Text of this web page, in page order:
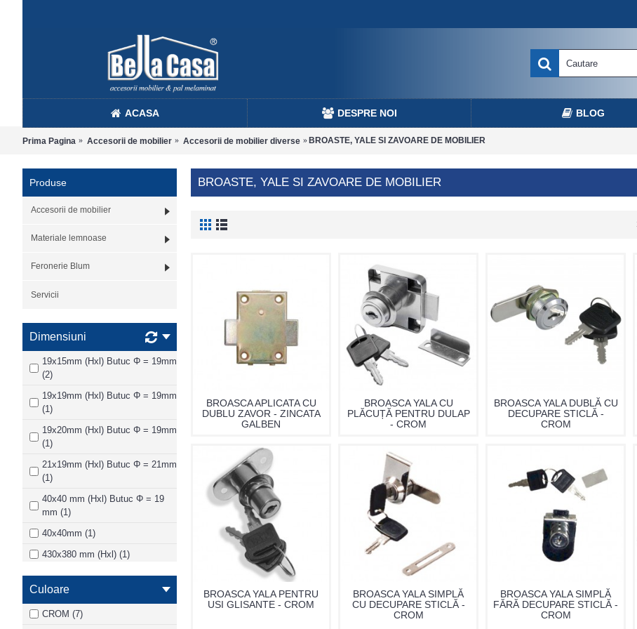
ACASA DESPRE NOI BLOG
Prima Pagina Accesorii de mobilier Accesorii de mobilier diverse BROASTE, YALE SI ZAVOARE DE MOBILIER
Produse
Accesorii de mobilier
Materiale lemnoase
Feronerie Blum
Servicii
Dimensiuni
19x15mm (Hxl) Butuc Φ = 19mm
(2)
19x19mm (Hxl) Butuc Φ = 19mm
(1)
19x20mm (Hxl) Butuc Φ = 19mm
(1)
21x19mm (Hxl) Butuc Φ = 21mm
(1)
40x40 mm (Hxl) Butuc Φ = 19
mm (1)
40x40mm (1)
430x380 mm (Hxl) (1)
H= 870 mm (1)
L=70 mm (1)
Culoare
CROM (7)
BROASTE, YALE SI ZAVOARE DE MOBILIER
BROASCA APLICATA CU
DUBLU ZAVOR - ZINCATA
GALBEN
BROASCA YALA CU
PLĂCUȚĂ PENTRU DULAP
- CROM
BROASCA YALA DUBLĂ CU
DECUPARE STICLĂ -
CROM
BROASCA YALA PENTRU
USI GLISANTE - CROM
BROASCA YALA SIMPLĂ
CU DECUPARE STICLĂ -
CROM
BROASCA YALA SIMPLĂ
FĂRĂ DECUPARE STICLĂ -
CROM